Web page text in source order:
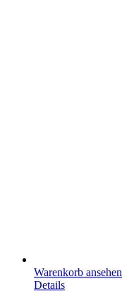
Warenkorb ansehen
Details